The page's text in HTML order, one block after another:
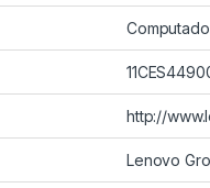
http://
Lenovo